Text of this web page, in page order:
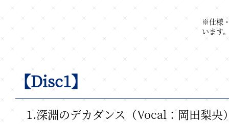
※仕様
います
【Disc1】
1.深淵のデカダンス（Vocal：岡田梨央